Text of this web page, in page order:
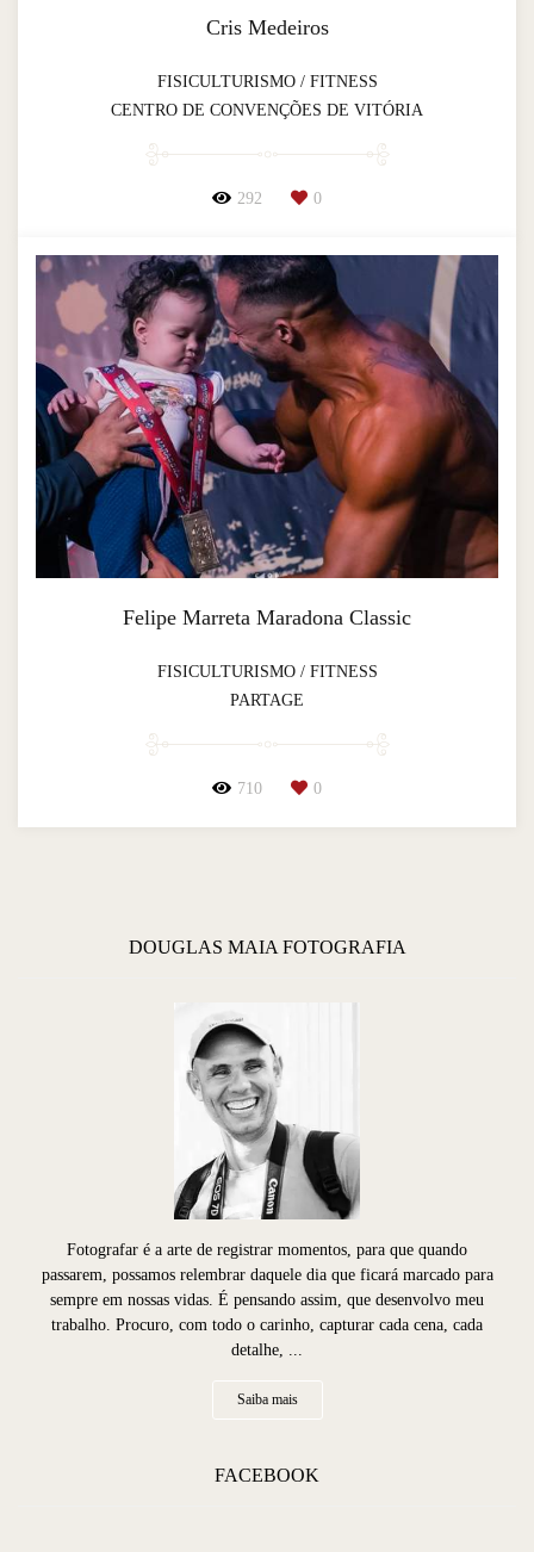
Cris Medeiros
FISICULTURISMO / FITNESS
CENTRO DE CONVENÇÕES DE VITÓRIA
292 0
Felipe Marreta Maradona Classic
FISICULTURISMO / FITNESS
PARTAGE
710 0
DOUGLAS MAIA FOTOGRAFIA
Fotografar é a arte de registrar momentos, para que quando
passarem, possamos relembrar daquele dia que ficará marcado para
sempre em nossas vidas. É pensando assim, que desenvolvo meu
trabalho. Procuro, com todo o carinho, capturar cada cena, cada
detalhe, ...
Saiba mais
FACEBOOK